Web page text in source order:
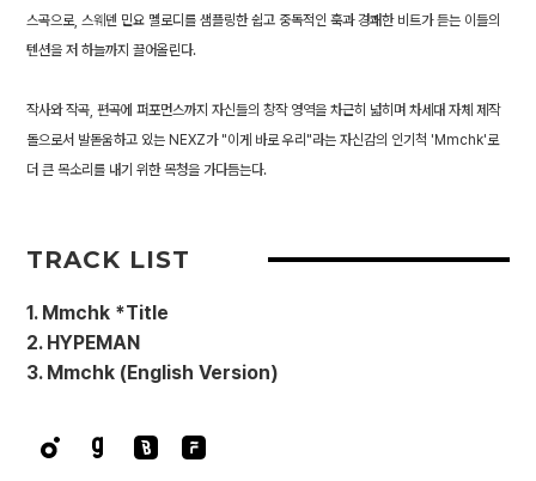
스곡으로, 스웨덴 민요 멜로디를 샘플링한 쉽고 중독적인 훅과 경쾌한 비트가 듣는 이들의
텐션을 저 하늘까지 끌어올린다.
작사와 작곡, 편곡에 퍼포먼스까지 자신들의 창작 영역을 차근히 넓히며 차세대 자체 제작
돌으로서 발돋움하고 있는 NEXZ가 "이게 바로 우리"라는 자신감의 인기척 'Mmchk'로
더 큰 목소리를 내기 위한 목청을 가다듬는다.
TRACK LIST
1. Mmchk *Title
2. HYPEMAN
3. Mmchk (English Version)